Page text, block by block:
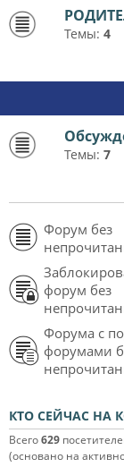
Темы: 4
Темы: 7
Форум без
форум без
Форума с
форумами
КТО СЕЙЧАС НА
Всего629
(основано на